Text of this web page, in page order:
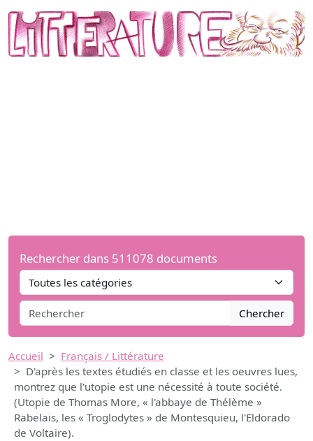
Rechercher dans 511078 documents
Chercher
Accueil
Français / Littérature
D'après les textes étudiés en classe et les oeuvres lues,
montrez que l'utopie est une nécessité à toute société.
(Utopie de Thomas More, « l'abbaye de Thélème »
Rabelais, les « Troglodytes » de Montesquieu, l'Eldorado
de Voltaire).